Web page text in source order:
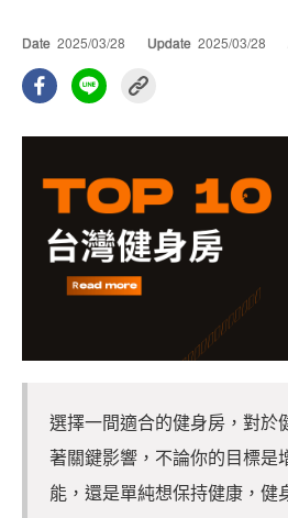
Date 2025/03/28 Update 2025/03/28
選擇一間適合的健身房，對於
著關鍵影響，不論你的目標是
能，還是單純想保持健康，健